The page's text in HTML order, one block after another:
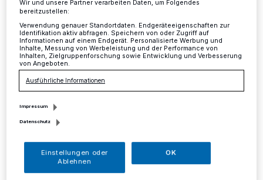
auch in diesem Jahr wieder eine Ferienfreizeit für 40
Jugendliche und Betreuer in den Osterferien anbietet,
wurde die Kreispolizeibehörde Mettmann schon im
Vorfeld von Verantwortlichen der Reise gebeten, den
zum Transport gebuchten Reisebus am Abfahrtstag am
Freitag in Mettmann zu überprüfen.
30.03.2015 , 13:19 Uhr
Wir und unsere Partner verarbeiten Daten, um Folgendes
bereitzustellen:
Verwendung genauer Standortdaten. Endgeräteeigenschaften zur
Identifikation aktiv abfragen. Speichern von oder Zugriff auf
Informationen auf einem Endgerät. Personalisierte Werbung und
Inhalte, Messung von Werbeleistung und der Performance von
Inhalten, Zielgruppenforschung sowie Entwicklung und Verbesserung
von Angeboten.
Ausführliche Informationen
Impressum
Datenschutz
Einstellungen oder
Ablehnen
OK